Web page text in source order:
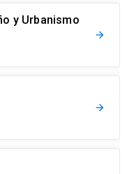
y Urbanismo
arrow_forward
arrow_forward